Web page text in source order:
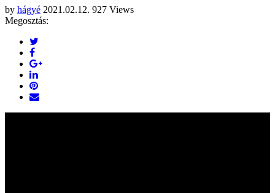
by hágyé 2021.02.12. 927 Views
Megosztás: